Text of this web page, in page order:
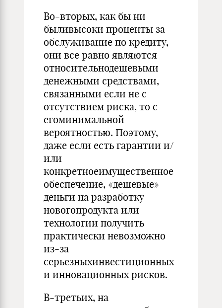
Во-вторых, как бы ни
быливысоки проценты за
обслуживание по кредиту,
они все равно являются
относительнодешевыми
денежными средствами,
связанными если не с
отсутствием риска, то с
егоминимальной
вероятностью. Поэтому,
даже если есть гарантии и/
или
конкретноеимущественное
обеспечение, «дешевые»
деньги на разработку
новогопродукта или
технологии получить
практически невозможно
из-за
серьезныхинвестиционных
и инновационных рисков.
В-третьих, на